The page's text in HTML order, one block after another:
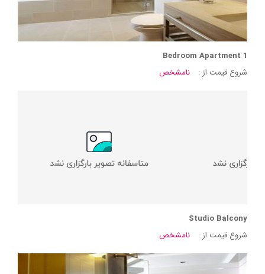
1 Bedroom Apartment
شروع قیمت از :
نامشخص
Studio Balcony
شروع قیمت از :
نامشخص